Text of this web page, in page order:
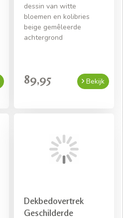
dessin van witte
bloemen en kolibries
beige gemêleerde
achtergrond
89,95 Bekijk
Dekbedovertrek
Geschilderde